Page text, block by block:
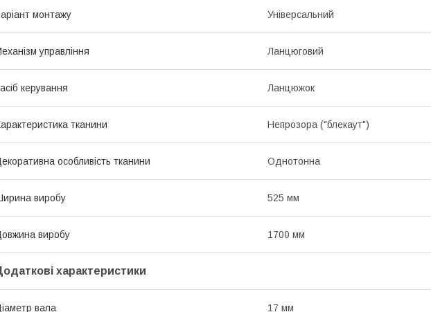
монтажу Універсальний
управління Ланцюговий
керування Ланцюжок
тканини Непрозора ("блекаут")
особливість тканини Однотонна
виробу 525 мм
виробу 1700 мм
характеристики
вала 17 мм